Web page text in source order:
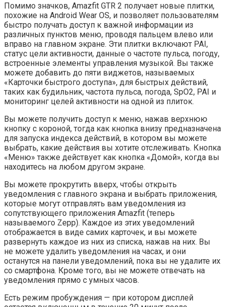
Помимо значков, Amazfit GTR 2 получает новые плитки,
похожие на Android Wear OS, и позволяет пользователям
быстро получать доступ к важной информации из
различных пунктов меню, проводя пальцем влево или
вправо на главном экране. Эти плитки включают PAI,
статус цели активности, данные о частоте пульса, погоду,
встроенные элементы управления музыкой. Вы также
можете добавить до пяти виджетов, называемых
«Карточки быстрого доступа», для быстрых действий,
таких как будильник, частота пульса, погода, SpO2, PAI и
мониторинг целей активности на одной из плиток.
Вы можете получить доступ к меню, нажав верхнюю
кнопку с короной, тогда как кнопка внизу предназначена
для запуска индекса действий, в котором вы можете
выбрать, какие действия вы хотите отслеживать. Кнопка
«Меню» также действует как кнопка «Домой», когда вы
находитесь на любом другом экране.
Вы можете прокрутить вверх, чтобы открыть
уведомления с главного экрана и выбрать приложения,
которые могут отправлять вам уведомления из
сопутствующего приложения Amazfit (теперь
называемого Zepp). Каждое из этих уведомлений
отображается в виде самих карточек, и вы можете
развернуть каждое из них из списка, нажав на них. Вы
не можете удалить уведомления на часах, и они
останутся на панели уведомлений, пока вы не удалите их
со смартфона. Кроме того, вы не можете отвечать на
уведомления прямо с умных часов.
Есть режим пробуждения — при котором дисплей